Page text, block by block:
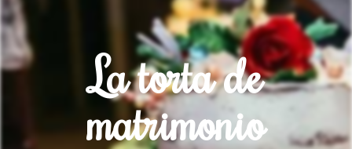
La torta de
matrimonio